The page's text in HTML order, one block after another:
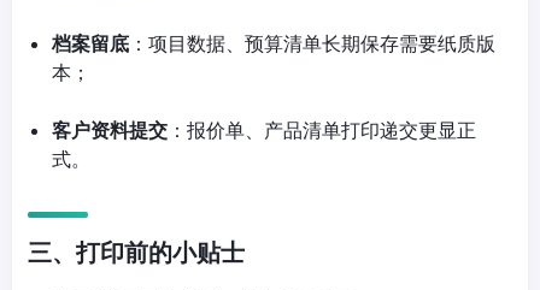
档案留底 ：项目数据、预算清单长期保存需要纸质版
本；
客户资料提交 ：报价单、产品清单打印递交更显正
式。
三、打印前的小贴士